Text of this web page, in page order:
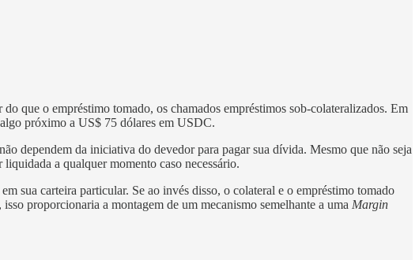
que o empréstimo tomado, os chamados empréstimos sob-colateralizados. Em
próximo a US$ 75 dólares em USDC.
dependem da iniciativa do devedor para pagar sua dívida. Mesmo que não seja
a qualquer momento caso necessário.
sua carteira particular. Se ao invés disso, o colateral e o empréstimo tomado
proporcionaria a montagem de um mecanismo semelhante a uma Margin